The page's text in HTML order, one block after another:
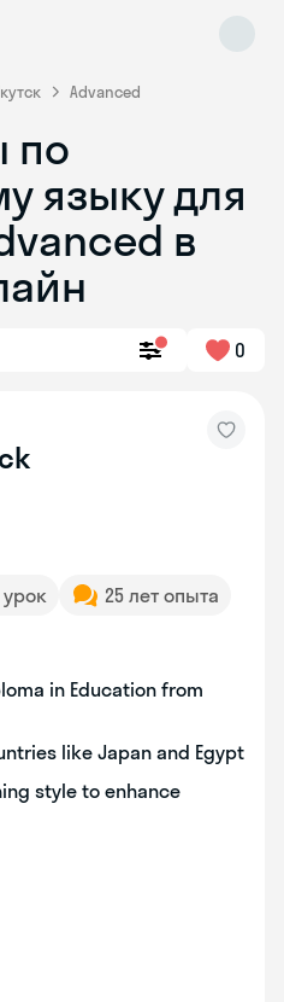
Advanced
по
языку для
в
0
урок
25 лет опыта
in Education from
like Japan and Egypt
style to enhance